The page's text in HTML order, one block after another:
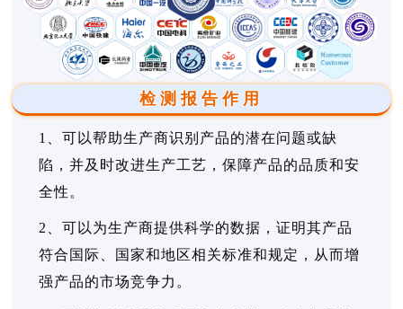
检测报告作用
1、可以帮助生产商识别产品的潜在问题或缺
陷，并及时改进生产工艺，保障产品的品质和安
全性。
2、可以为生产商提供科学的数据，证明其产品
符合国际、国家和地区相关标准和规定，从而增
强产品的市场竞争力。